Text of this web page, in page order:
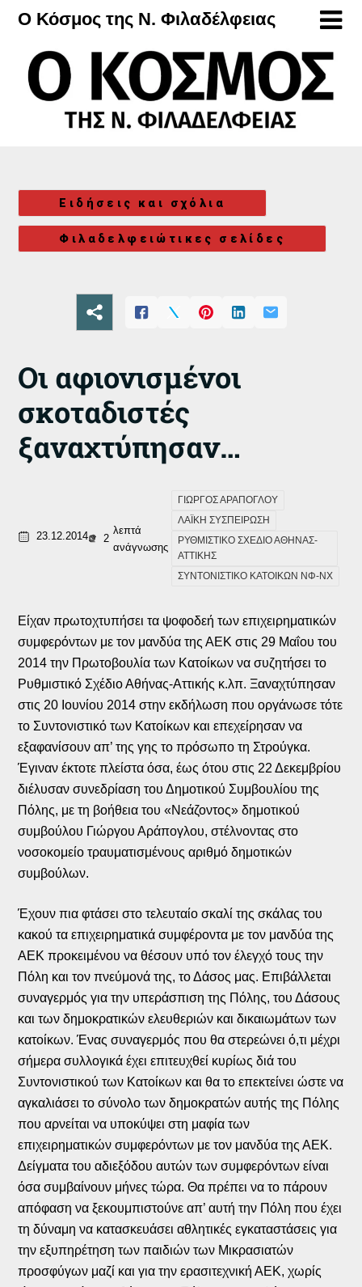
Μετάβαση
περιεχόμενο
Ο Κόσμος της Ν. Φιλαδέλφειας
Ειδήσεις και σχόλια
Φιλαδελφειώτικες σελίδες
Οι αφιονισμένοι
σκοταδιστές
ξαναχτύπησαν…
23.12.2014 2
λεπτά
ανάγνωσης
ΓΙΩΡΓΟΣ ΑΡΑΠΟΓΛΟΥ
ΛΑΪΚΗ ΣΥΣΠΕΙΡΩΣΗ
ΡΥΘΜΙΣΤΙΚΟ ΣΧΕΔΙΟ ΑΘΗΝΑΣ-
ΑΤΤΙΚΗΣ
ΣΥΝΤΟΝΙΣΤΙΚΟ ΚΑΤΟΙΚΩΝ ΝΦ-ΝΧ
Είχαν πρωτοχτυπήσει τα ψοφοδεή των επιχειρηματικών
συμφερόντων με τον μανδύα της ΑΕΚ στις 29 Μαΐου του
2014 την Πρωτοβουλία των Κατοίκων να συζητήσει το
Ρυθμιστικό Σχέδιο Αθήνας-Αττικής κ.λπ. Ξαναχτύπησαν
στις 20 Ιουνίου 2014 στην εκδήλωση που οργάνωσε τότε
το Συντονιστικό των Κατοίκων και επεχείρησαν να
εξαφανίσουν απ’ της γης το πρόσωπο τη Στρούγκα.
Έγιναν έκτοτε πλείστα όσα, έως ότου στις 22 Δεκεμβρίου
διέλυσαν συνεδρίαση του Δημοτικού Συμβουλίου της
Πόλης, με τη βοήθεια του «Νεάζοντος» δημοτικού
συμβούλου Γιώργου Αράπογλου, στέλνοντας στο
νοσοκομείο τραυματισμένους αριθμό δημοτικών
συμβούλων.
Έχουν πια φτάσει στο τελευταίο σκαλί της σκάλας του
κακού τα επιχειρηματικά συμφέροντα με τον μανδύα της
ΑΕΚ προκειμένου να θέσουν υπό τον έλεγχό τους την
Πόλη και τον πνεύμονά της, το Δάσος μας. Επιβάλλεται
συναγερμός για την υπεράσπιση της Πόλης, του Δάσους
και των δημοκρατικών ελευθεριών και δικαιωμάτων των
κατοίκων. Ένας συναγερμός που θα στερεώνει ό,τι μέχρι
σήμερα συλλογικά έχει επιτευχθεί κυρίως διά του
Συντονιστικού των Κατοίκων και θα το επεκτείνει ώστε να
αγκαλιάσει το σύνολο των δημοκρατών αυτής της Πόλης
που αρνείται να υποκύψει στη μαφία των
επιχειρηματικών συμφερόντων με τον μανδύα της ΑΕΚ.
Δείγματα του αδιεξόδου αυτών των συμφερόντων είναι
όσα συμβαίνουν μήνες τώρα. Θα πρέπει να το πάρουν
απόφαση να ξεκουμπιστούνε απ’ αυτή την Πόλη που έχει
τη δύναμη να κατασκευάσει αθλητικές εγκαταστάσεις για
την εξυπηρέτηση των παιδιών των Μικρασιατών
προσφύγων μαζί και για την ερασιτεχνική ΑΕΚ, χωρίς